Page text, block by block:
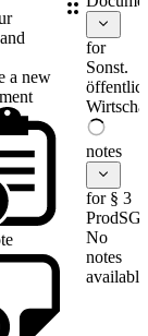
a new
for
Sonst.
notes
for § 3
ProdSG
No
notes